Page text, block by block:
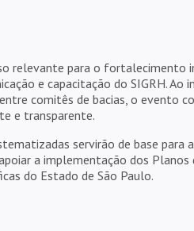
relevante para o fortalecimento
e capacitação do SIGRH. Ao
comitês de bacias, o evento
e transparente.
servirão de base para
a implementação dos Planos
do Estado de São Paulo.